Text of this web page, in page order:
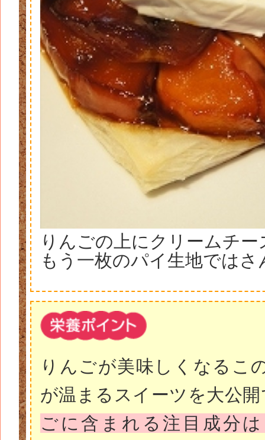
りんごの上にクリームチー
もう一枚のパイ生地ではさ
りんごが美味しくなるこ
が温まるスイーツを大公
ごに含まれる注目成分